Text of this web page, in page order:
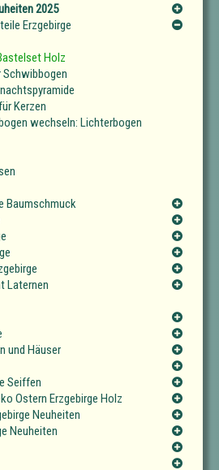
2025
Erzgebirge
Holz
Kerzen
wechseln: Lichterbogen
Baumschmuck
Laternen
und Häuser
Seiffen
Ostern Erzgebirge Holz
Neuheiten
Neuheiten